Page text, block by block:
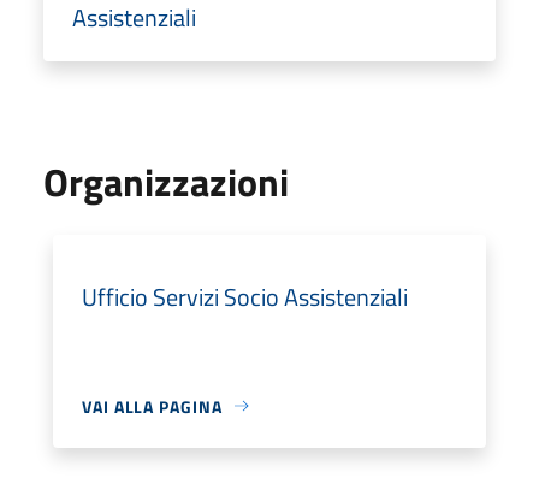
Assistenziali
Organizzazioni
Ufficio Servizi Socio Assistenziali
VAI ALLA PAGINA